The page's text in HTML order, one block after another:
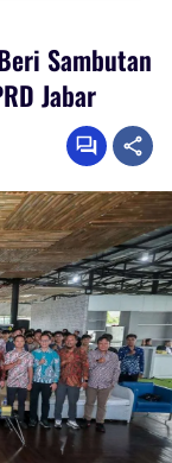
Sambutan
Jabar